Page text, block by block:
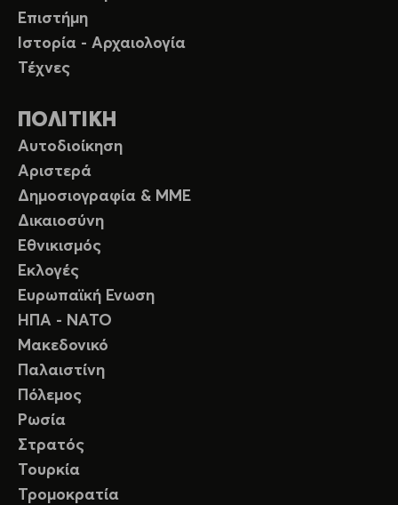
Επιστήμη
Ιστορία - Αρχαιολογία
Τέχνες
ΠΟΛΙΤΙΚΗ
Αυτοδιοίκηση
Αριστερά
Δημοσιογραφία & ΜΜΕ
Δικαιοσύνη
Εθνικισμός
Εκλογές
Ευρωπαϊκή Ενωση
ΗΠΑ - ΝΑΤΟ
Μακεδονικό
Παλαιστίνη
Πόλεμος
Ρωσία
Στρατός
Τουρκία
Τρομοκρατία